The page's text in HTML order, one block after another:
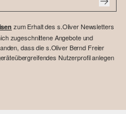
zum Erhalt des s.Oliver Newsletters
zugeschnittene Angebote und
dass die s.Oliver Bernd Freier
Nutzerprofil anlegen